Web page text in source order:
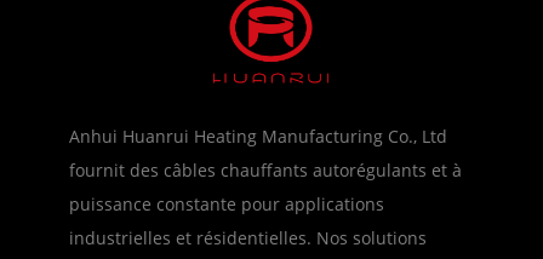
Anhui Huanrui Heating Manufacturing Co., Ltd
fournit des câbles chauffants autorégulants et à
puissance constante pour applications
industrielles et résidentielles. Nos solutions